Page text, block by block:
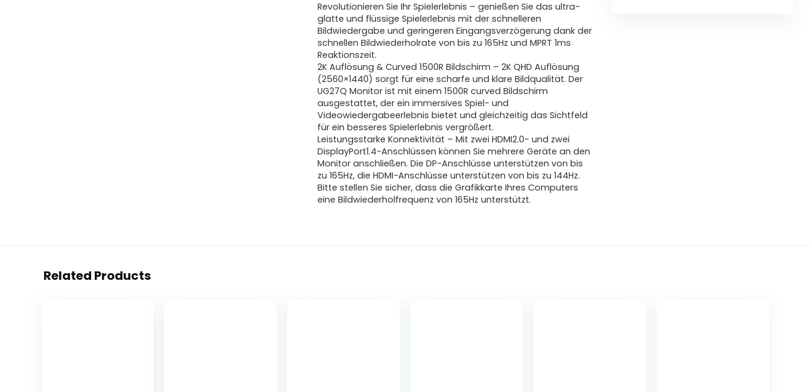
Revolutionieren Sie Ihr Spielerlebnis – genießen Sie das ultra-
glatte und flüssige Spielerlebnis mit der schnelleren
Bildwiedergabe und geringeren Eingangsverzögerung dank der
schnellen Bildwiederholrate von bis zu 165Hz und MPRT 1ms
Reaktionszeit.
2K Auflösung & Curved 1500R Bildschirm – 2K QHD Auflösung
(2560×1440) sorgt für eine scharfe und klare Bildqualität. Der
UG27Q Monitor ist mit einem 1500R curved Bildschirm
ausgestattet, der ein immersives Spiel- und
Videowiedergabeerlebnis bietet und gleichzeitig das Sichtfeld
für ein besseres Spielerlebnis vergrößert.
Leistungsstarke Konnektivität – Mit zwei HDMI2.0- und zwei
DisplayPort1.4-Anschlüssen können Sie mehrere Geräte an den
Monitor anschließen. Die DP-Anschlüsse unterstützen von bis
zu 165Hz, die HDMI-Anschlüsse unterstützen von bis zu 144Hz.
Bitte stellen Sie sicher, dass die Grafikkarte Ihres Computers
eine Bildwiederholfrequenz von 165Hz unterstützt.
Related Products